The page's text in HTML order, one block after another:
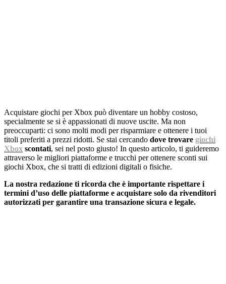
Acquistare giochi per Xbox può diventare un hobby costoso,
specialmente se si è appassionati di nuove uscite. Ma non
preoccuparti: ci sono molti modi per risparmiare e ottenere i tuoi
titoli preferiti a prezzi ridotti. Se stai cercando dove trovare giochi
Xbox scontati, sei nel posto giusto! In questo articolo, ti guideremo
attraverso le migliori piattaforme e trucchi per ottenere sconti sui
giochi Xbox, che si tratti di edizioni digitali o fisiche.
La nostra redazione ti ricorda che è importante rispettare i
termini d’uso delle piattaforme e acquistare solo da rivenditori
autorizzati per garantire una transazione sicura e legale.